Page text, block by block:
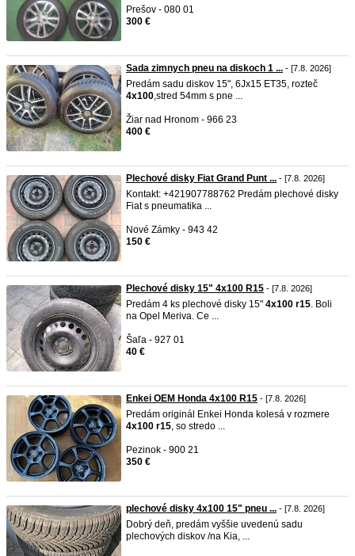
Prešov - 080 01
300 €
Sada zimnych pneu na diskoch 1 ... - [7.8. 2026]
Predám sadu diskov 15", 6Jx15 ET35, rozteč
4x100,stred 54mm s pne ...
Žiar nad Hronom - 966 23
400 €
Plechové disky Fiat Grand Punt ... - [7.8. 2026]
Kontakt: +421907788762 Predám plechové disky
Fiat s pneumatika ...
Nové Zámky - 943 42
150 €
Plechové disky 15" 4x100 R15 - [7.8. 2026]
Predám 4 ks plechové disky 15" 4x100 r15. Boli
na Opel Meriva. Ce ...
Šaľa - 927 01
40 €
Enkei OEM Honda 4x100 R15 - [7.8. 2026]
Predám originál Enkei Honda kolesá v rozmere
4x100 r15, so stredo ...
Pezinok - 900 21
350 €
plechové disky 4x100 15" pneu ... - [7.8. 2026]
Dobrý deň, predám vyššie uvedenú sadu
plechových diskov /na Kia, ...